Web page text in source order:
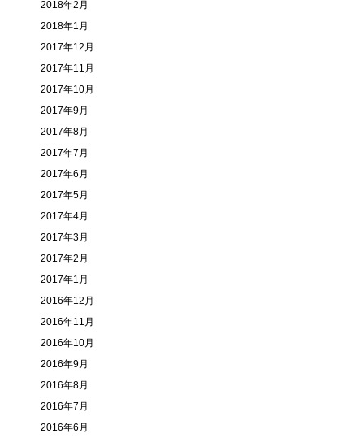
2018年2月
2018年1月
2017年12月
2017年11月
2017年10月
2017年9月
2017年8月
2017年7月
2017年6月
2017年5月
2017年4月
2017年3月
2017年2月
2017年1月
2016年12月
2016年11月
2016年10月
2016年9月
2016年8月
2016年7月
2016年6月